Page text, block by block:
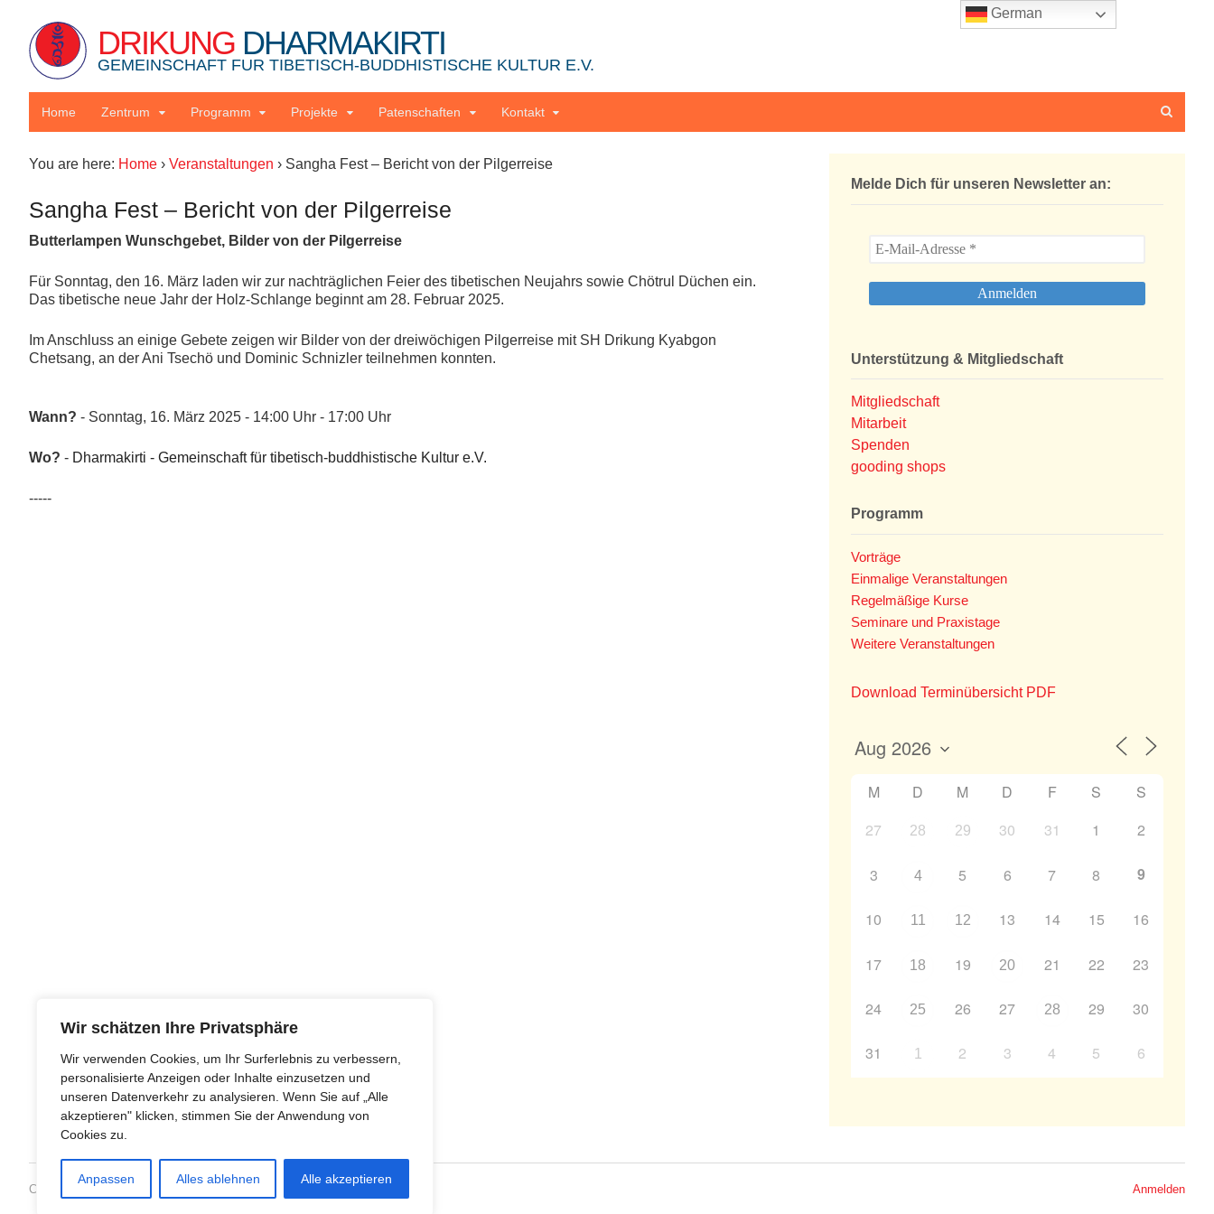
Wir schätzen Ihre Privatsphäre
Wir verwenden Cookies, um Ihr Surferlebnis zu verbessern,
personalisierte Anzeigen oder Inhalte einzusetzen und
unseren Datenverkehr zu analysieren. Wenn Sie auf „Alle
akzeptieren" klicken, stimmen Sie der Anwendung von
Cookies zu.
Anpassen Alles ablehnen Alle akzeptieren
DRIKUNG DHARMAKIRTI
GEMEINSCHAFT FUR TIBETISCH-BUDDHISTISCHE KULTUR E.V.
Home Zentrum Programm Projekte Patenschaften Kontakt
You are here: Home › Veranstaltungen › Sangha Fest – Bericht von der Pilgerreise
Sangha Fest – Bericht von der Pilgerreise
Butterlampen Wunschgebet, Bilder von der Pilgerreise
Für Sonntag, den 16. März laden wir zur nachträglichen Feier des tibetischen Neujahrs sowie Chötrul Düchen ein.
Das tibetische neue Jahr der Holz-Schlange beginnt am 28. Februar 2025.
Im Anschluss an einige Gebete zeigen wir Bilder von der dreiwöchigen Pilgerreise mit SH Drikung Kyabgon
Chetsang, an der Ani Tsechö und Dominic Schnizler teilnehmen konnten.
Wann? - Sonntag, 16. März 2025 - 14:00 Uhr - 17:00 Uhr
Wo? - Dharmakirti - Gemeinschaft für tibetisch-buddhistische Kultur e.V.
-----
Melde Dich für unseren Newsletter an:
Unterstützung & Mitgliedschaft
Mitgliedschaft
Mitarbeit
Spenden
gooding shops
Programm
Vorträge
Einmalige Veranstaltungen
Regelmäßige Kurse
Seminare und Praxistage
Weitere Veranstaltungen
Download Terminübersicht PDF
M D M D F S
S
27
28 29 30 31 1 2
3 4 5 6 7 8 9
10 11 12 13 14 15 16
17 18 19 20 21 22 23
24 25 26 27 28 29 30
31 1 2 3 4 5 6
Copyright © 1993-2018 · All Rights Reserved · Dharmakirti e.V. Anmelden
German